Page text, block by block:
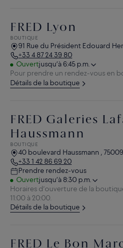
FRED Lyon
BOUTIQUE
91 Rue du Président Edouard
+33 4 87 24 39 80
Ouvertjusqu’à 6:45 p.m.
Pour prendre un rendez-vous en
Détails de la boutique
FRED Galeries
Haussmann
BOUTIQUE
40 boulevard Haussmann , 75009
+33 1 42 86 69 20
Prendre rendez-vous
Ouvertjusqu’à 8:30 p.m.
Horaires d’ouverture de la
11:00 à 20:00.
Détails de la boutique
FRED Le Bon